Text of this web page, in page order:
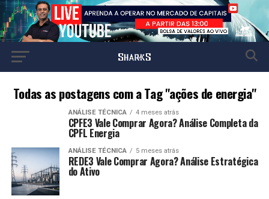
Todas as postagens com a Tag "ações de energia"
ANÁLISE TÉCNICA 4 meses atrás
CPFE3 Vale Comprar Agora? Análise Completa da
CPFL Energia
ANÁLISE TÉCNICA 5 meses atrás
REDE3 Vale Comprar Agora? Análise Estratégica
do Ativo